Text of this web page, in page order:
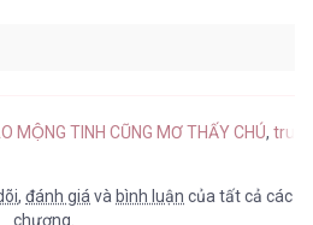
MỘNG TINH CŨNG MƠ THẤY CHÚ,
, đánh giá và bình luận của tất cả các
chương.